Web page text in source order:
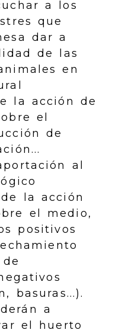
a los
que
dar a
de las
en
la acción de
el
de
al
la acción
el medio,
positivos
basuras...).
a
el huerto